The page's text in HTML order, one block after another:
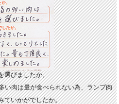
選びましたか。
い肉は量が食べられない為、ランプ肉
ていかがでしたか。